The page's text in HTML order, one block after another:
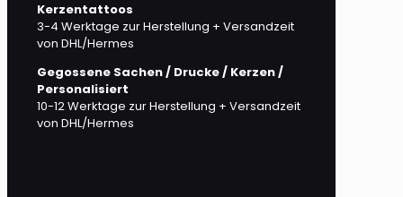
Kerzentattoos
3-4 Werktage zur Herstellung + Versandzeit
von DHL/Hermes
Gegossene Sachen / Drucke / Kerzen /
Personalisiert
10-12 Werktage zur Herstellung + Versandzeit
von DHL/Hermes